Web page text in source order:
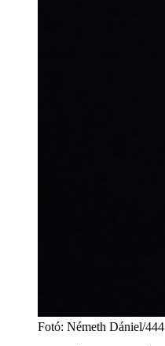
Fotó: Németh Dániel/444